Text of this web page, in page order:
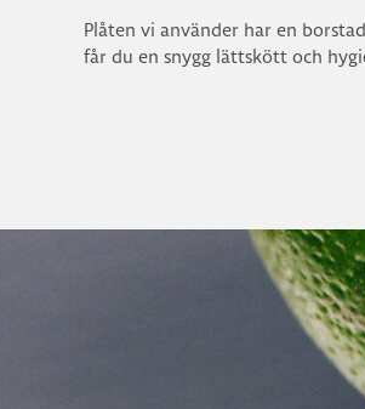
Plåten vi använder har en
får du en snygg lättskött och